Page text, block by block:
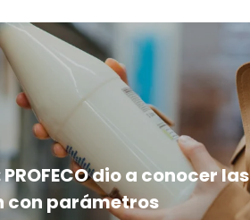
dio a conocer las
con parámetros